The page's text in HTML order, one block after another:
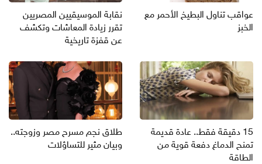
عواقب تناول البطيخ الأحمر مع
الخبز
نقابة الموسيقيين المصريين
تقرر زيادة المعاشات وتكشف
عن قفزة تاريخية
15 دقيقة فقط.. عادة قديمة
تمنح الدماغ دفعة قوية من
الطاقة
طلاق نجم مسرح مصر وزوجته..
وبيان مثير للتساؤلات